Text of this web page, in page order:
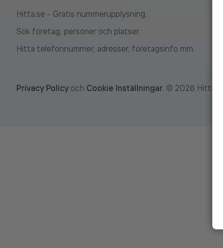
Hitta.se - Gratis nummerupplysning.
Sök företag, personer och platser.
Hitta telefonnummer, adresser, företagsinfo mm.
Privacy Policy och Cookie Inställningar. © 2026 Hitta.se